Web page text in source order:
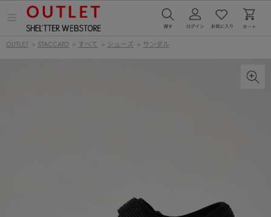
ー
OUTLET > STACCATO > すべて > シューズ > サンダル